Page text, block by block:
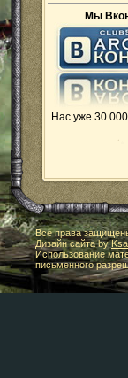
Мы
Нас уже 30
Все права
Дизайн сайта by
Использование
письменного